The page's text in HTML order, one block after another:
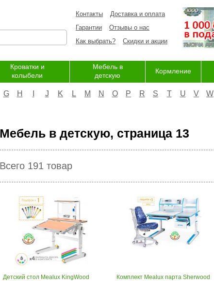
Контакты
Доставка и оплата
Гарантии
Отзывы о нас
Как выбрать?
Скидки и акции
Кроватки и
колыбели
Мебель в
детскую
Кормление
G H J K L M N O P R S T U V W
Мебель в детскую, страница 13
Всего 191 товар
Детский стол Mealux KingWood
Комплект Mealux парта Sherwood